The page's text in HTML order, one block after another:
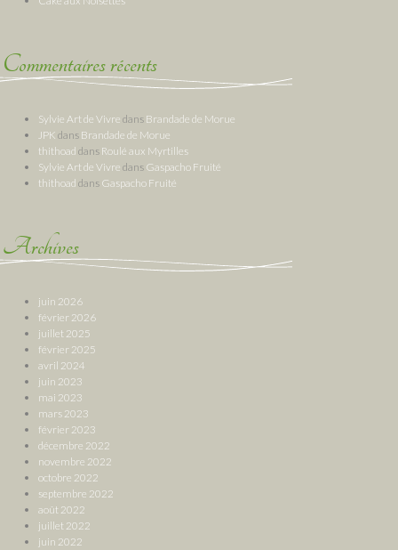
Commentaires récents
Sylvie Art de Vivre dans Brandade de Morue
JPK dans Brandade de Morue
thithoad dans Roulé aux Myrtilles
Sylvie Art de Vivre dans Gaspacho Fruité
thithoad dans Gaspacho Fruité
Archives
juin 2026
février 2026
juillet 2025
février 2025
avril 2024
juin 2023
mai 2023
mars 2023
février 2023
décembre 2022
novembre 2022
octobre 2022
septembre 2022
août 2022
juillet 2022
juin 2022